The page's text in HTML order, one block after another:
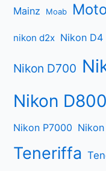
Mainz Moab
nikon d2x Nikon D4
Nikon D700
Nikon
Nikon P7000
Teneriffa